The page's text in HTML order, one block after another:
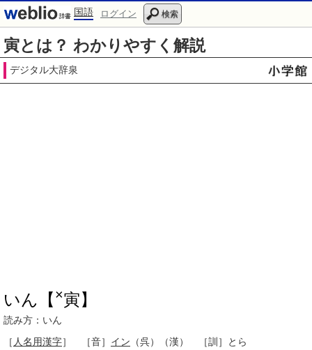
国語 ログイン 検索
寅とは？ わかりやすく解説
デジタル大辞泉
いん【 ×寅】
読み方：いん
［ 人名用漢字］ ［音］ イン （呉）（漢） ［訓］とら